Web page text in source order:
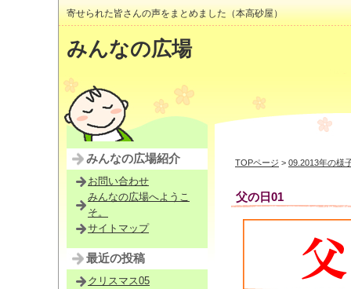
寄せられた皆さんの声をまとめました（本高砂屋）
みんなの広場
TOPページ > 09.2013年の様
父の日01
みんなの広場紹介
お問い合わせ
みんなの広場へようこ
そ。
サイトマップ
最近の投稿
クリスマス05